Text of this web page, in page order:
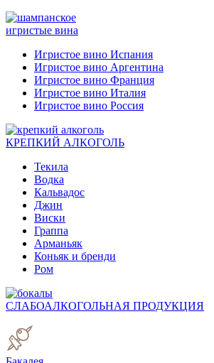
игристые вина
Игристое вино Испания
Игристое вино Аргентина
Игристое вино Франция
Игристое вино Италия
Игристое вино Россия
КРЕПКИЙ АЛКОГОЛЬ
Текила
Водка
Кальвадос
Джин
Виски
Граппа
Арманьяк
Коньяк и бренди
Ром
СЛАБОАЛКОГОЛЬНАЯ ПРОДУКЦИЯ